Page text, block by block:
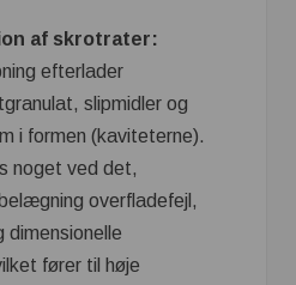
af skrotrater:
efterlader
slipmidler og
i formen (kaviteterne).
noget ved det,
overfladefejl,
fører til høje